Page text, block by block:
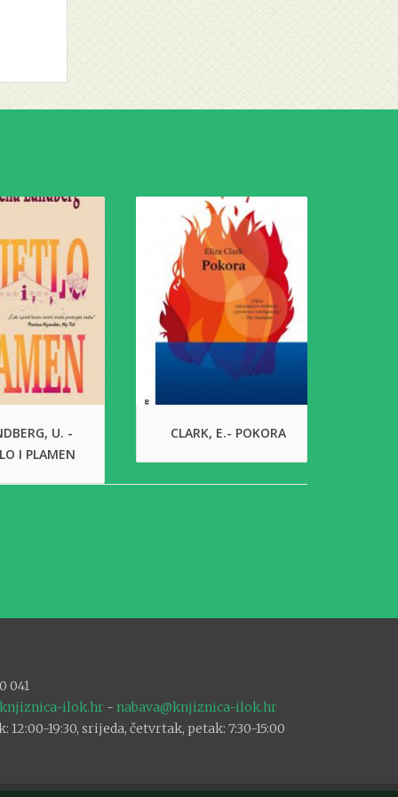
U. -
I PLAMEN
CLARK, E.- POKORA
041
ilok.hr - nabava@knjiznica-ilok.hr
19:30, srijeda, četvrtak, petak: 7:30-15:00